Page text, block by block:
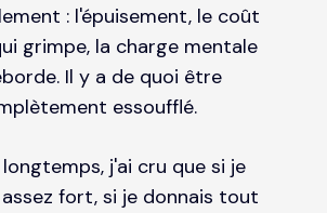
: l'épuisement, le coût
grimpe, la charge mentale
Il y a de quoi être
essoufflé.
j'ai cru que si je
fort, si je donnais tout